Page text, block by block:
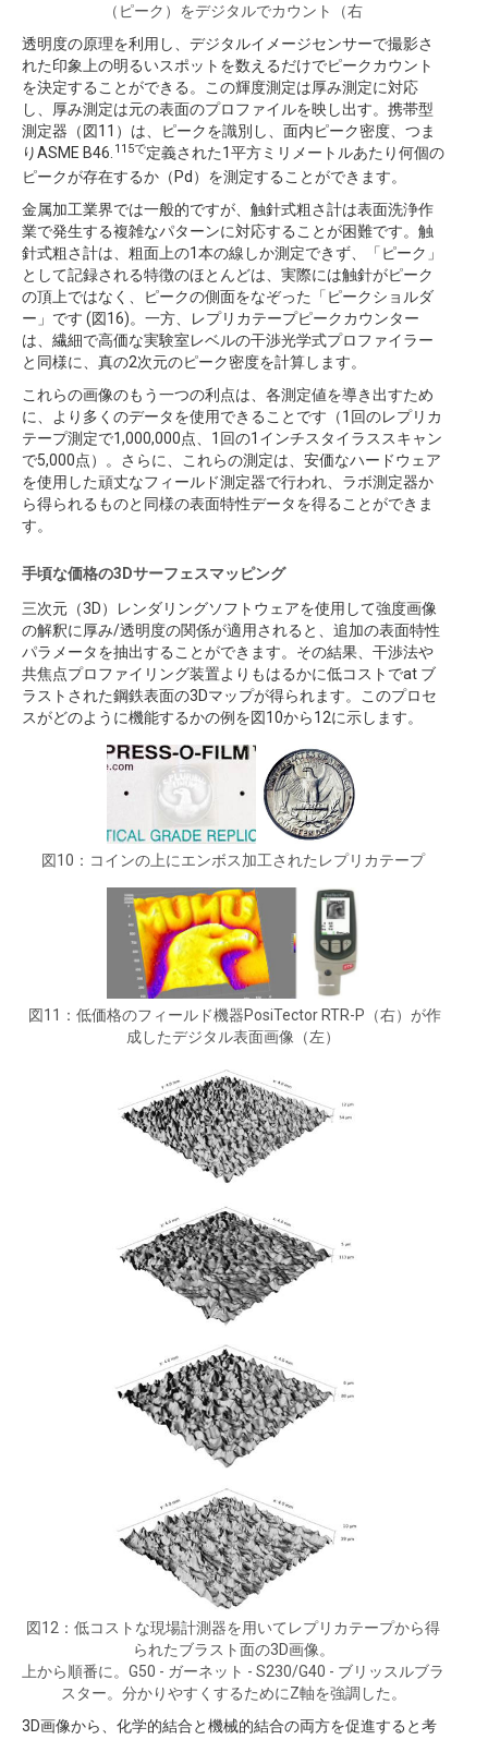
（ピーク）をデジタルでカウント（右
透明度の原理を利用し、デジタルイメージセンサーで撮影さ
れた印象上の明るいスポットを数えるだけでピークカウント
を決定することができる。この輝度測定は厚み測定に対応
し、厚み測定は元の表面のプロファイルを映し出す。携帯型
測定器（図11）は、ピークを識別し、面内ピーク密度、つま
りASME B46. 115で定義された1平方ミリメートルあたり何個の
ピークが存在するか（Pd）を測定することができます。
金属加工業界では一般的ですが、触針式粗さ計は表面洗浄作
業で発生する複雑なパターンに対応することが困難です。触
針式粗さ計は、粗面上の1本の線しか測定できず、「ピーク」
として記録される特徴のほとんどは、実際には触針がピーク
の頂上ではなく、ピークの側面をなぞった「ピークショルダ
ー」です (図16)。一方、レプリカテープピークカウンター
は、繊細で高価な実験室レベルの干渉光学式プロファイラー
と同様に、真の2次元のピーク密度を計算します。
これらの画像のもう一つの利点は、各測定値を導き出すため
に、より多くのデータを使用できることです（1回のレプリカ
テープ測定で1,000,000点、1回の1インチスタイラススキャン
で5,000点）。さらに、これらの測定は、安価なハードウェア
を使用した頑丈なフィールド測定器で行われ、ラボ測定器か
ら得られるものと同様の表面特性データを得ることができま
す。
手頃な価格の3Dサーフェスマッピング
三次元（3D）レンダリングソフトウェアを使用して強度画像
の解釈に厚み/透明度の関係が適用されると、追加の表面特性
パラメータを抽出することができます。その結果、干渉法や
共焦点プロファイリング装置よりもはるかに低コストでat ブ
ラストされた鋼鉄表面の3Dマップが得られます。このプロセ
スがどのように機能するかの例を図10から12に示します。
図10：コインの上にエンボス加工されたレプリカテープ
図11：低価格のフィールド機器PosiTector RTR-P（右）が作
成したデジタル表面画像（左）
図12：低コストな現場計測器を用いてレプリカテープから得
られたブラスト面の3D画像。
上から順番に。G50 - ガーネット - S230/G40 - ブリッスルブラ
スター。分かりやすくするためにZ軸を強調した。
3D画像から、化学的結合と機械的結合の両方を促進すると考